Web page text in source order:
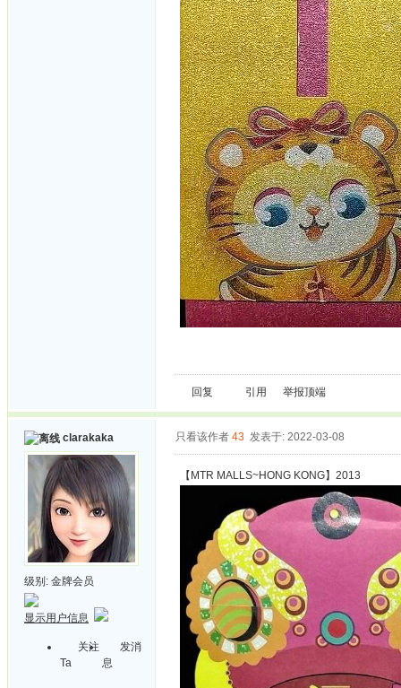
回复 引用 举报顶端
clarakaka
级别: 金牌会员
显示用户信息
关注
Ta
发消
息
只看该作者 43 发表于: 2022-03-08
【MTR MALLS~HONG KONG】2013